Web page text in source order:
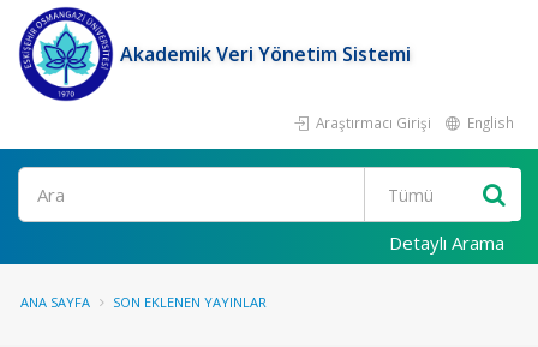
Akademik Veri Yönetim Sistemi
Araştırmacı Girişi English
Ara
Detaylı Arama
ANA SAYFA SON EKLENEN YAYINLAR